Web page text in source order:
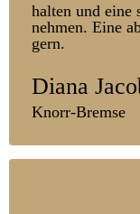
halten und eine
nehmen. Eine
gern.
Diana
Knorr-Bremse